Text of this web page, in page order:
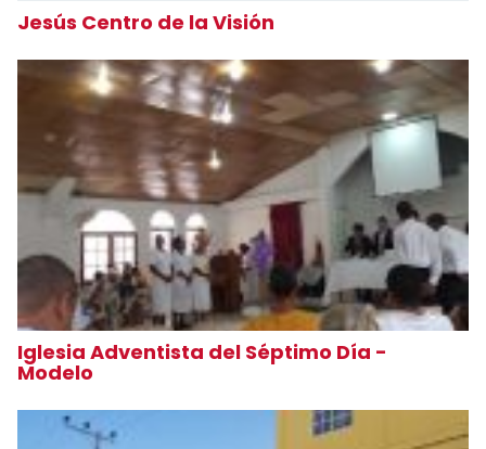
Jesús Centro de la Visión
Iglesia Adventista del Séptimo Día -
Modelo